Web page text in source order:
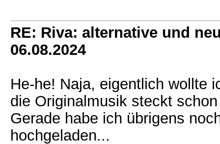
RE: Riva: alternative und
06.08.2024
He-he! Naja, eigentlich wollte
die Originalmusik steckt
Gerade habe ich übrigens
hochgeladen...